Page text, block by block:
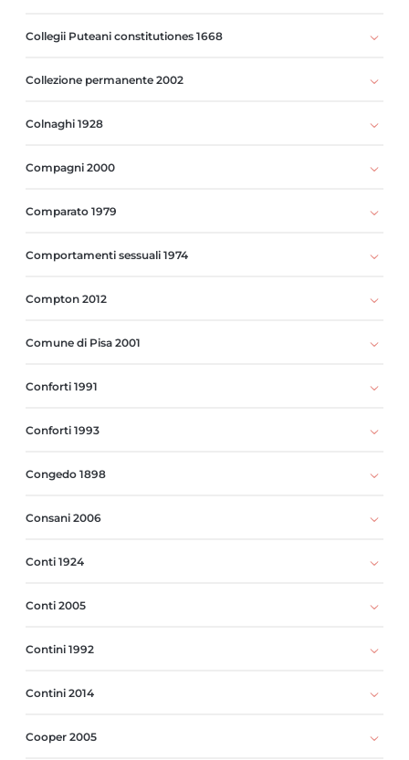
Collegii Puteani constitutiones 1668
Collezione permanente 2002
Colnaghi 1928
Compagni 2000
Comparato 1979
Comportamenti sessuali 1974
Compton 2012
Comune di Pisa 2001
Conforti 1991
Conforti 1993
Congedo 1898
Consani 2006
Conti 1924
Conti 2005
Contini 1992
Contini 2014
Cooper 2005